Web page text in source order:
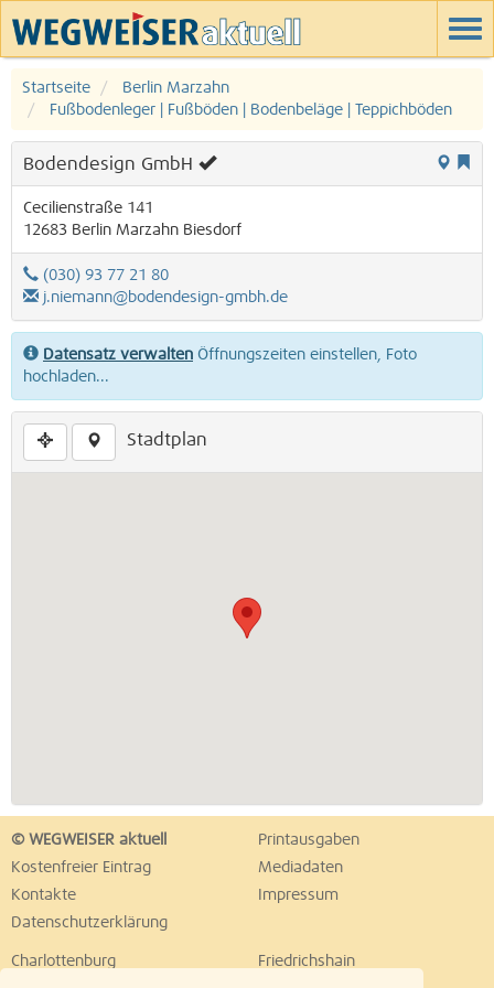
Startseite
Berlin Marzahn
Fußbodenleger | Fußböden | Bodenbeläge | Teppichböden
Bodendesign GmbH
Cecilienstraße 141
12683 Berlin Marzahn Biesdorf
(030) 93 77 21 80
j.niemann@bodendesign-gmbh.de
Datensatz verwalten Öffnungszeiten einstellen, Foto
hochladen...
Stadtplan
© WEGWEISER aktuell
Printausgaben
Kostenfreier Eintrag
Mediadaten
Kontakte
Impressum
Datenschutzerklärung
Charlottenburg
Friedrichshain